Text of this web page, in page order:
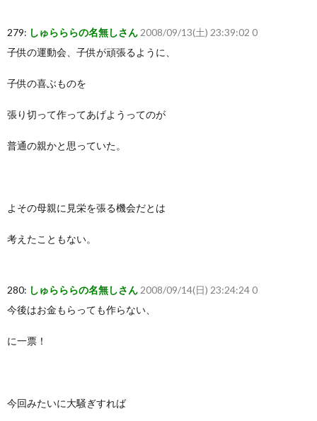
279: しゅらららの名無しさん 2008/09/13(土) 23:39:02 0
子供の運動会、子供が頑張るように、
子供の喜ぶものを
張り切って作ってあげようってのが
普通の親かと思っていた。
よその母親に見栄を張る機会だとは
考えたこともない。
280: しゅらららの名無しさん 2008/09/14(日) 23:24:24 0
今後はお金もらっても作らない、
に一票！
今回みたいに大騒ぎすれば